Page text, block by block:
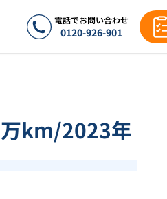
電話でお問い合わせ
0120-926-901
km/2023年